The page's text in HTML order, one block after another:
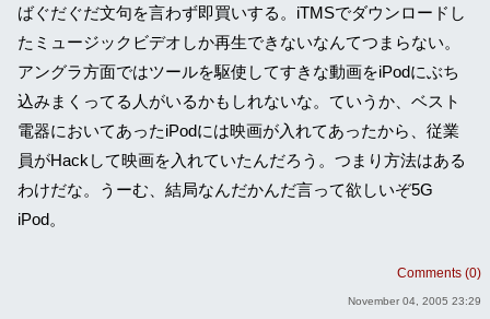
ばぐだぐだ文句を言わず即買いする。iTMSでダウンロードし
たミュージックビデオしか再生できないなんてつまらない。
アングラ方面ではツールを駆使してすきな動画をiPodにぶち
込みまくってる人がいるかもしれないな。ていうか、ベスト
電器においてあったiPodには映画が入れてあったから、従業
員がHackして映画を入れていたんだろう。つまり方法はある
わけだな。うーむ、結局なんだかんだ言って欲しいぞ5G
iPod。
Comments (0)
November 04, 2005 23:29